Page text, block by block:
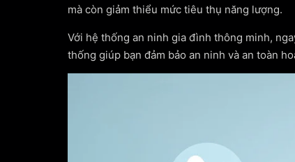
mà còn giảm thiểu mức tiêu thụ năng lượng.
Với hệ thống an ninh gia đình thông minh,
thống giúp bạn đảm bảo an ninh và an toàn